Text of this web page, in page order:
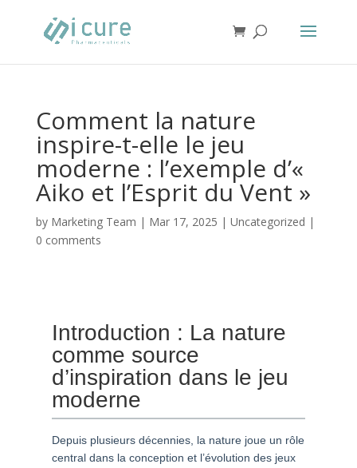
Comment la nature
inspire-t-elle le jeu
moderne : l’exemple d’«
Aiko et l’Esprit du Vent »
by Marketing Team | Mar 17, 2025 | Uncategorized |
0 comments
Introduction : La nature
comme source
d’inspiration dans le jeu
moderne
Depuis plusieurs décennies, la nature joue un rôle
central dans la conception et l’évolution des jeux